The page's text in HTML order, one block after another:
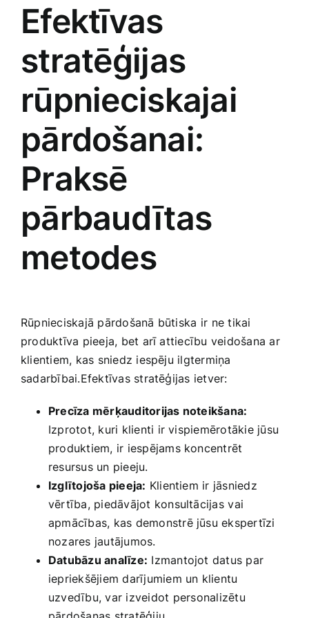
Efektīvas
stratēģijas
rūpnieciskajai‍
pārdošanai:
Praksē
pārbaudītas
metodes
Rūpnieciskajā pārdošanā būtiska ir ⁢ne tikai⁤
produktīva pieeja, bet arī attiecību veidošana ar
klientiem, kas sniedz iespēju ilgtermiņa
sadarbībai.Efektīvas stratēģijas ietver:
Precīza mērķauditorijas noteikšana:
Izprotot, kuri‌ klienti ir vispiemērotākie jūsu
produktiem, ir iespējams koncentrēt
resursus un pieeju.
Izglītojoša pieeja: Klientiem ir jāsniedz
vērtība, piedāvājot konsultācijas⁤ vai
apmācības, kas demonstrē jūsu ekspertīzi
nozares jautājumos.
Datubāzu analīze: Izmantojot datus par⁢
iepriekšējiem darījumiem un klientu
uzvedību, var izveidot⁢ personalizētu